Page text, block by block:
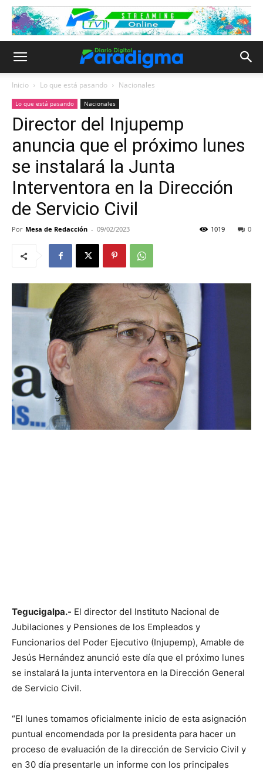
Inicio Lo que está pasando Nacionales
Lo que está pasando Nacionales
Director del Injupemp
anuncia que el próximo lunes
se instalará la Junta
Interventora en la Dirección
de Servicio Civil
Por Mesa de Redacción - 09/02/2023 0
1019
Tegucigalpa.- El director del Instituto Nacional de
Jubilaciones y Pensiones de los Empleados y
Funcionarios del Poder Ejecutivo (Injupemp), Amable de
Jesús Hernández anunció este día que el próximo lunes
se instalará la junta interventora en la Dirección General
de Servicio Civil.
“El lunes tomamos oficialmente inicio de esta asignación
puntual encomendada por la presidenta para hacer un
proceso de evaluación de la dirección de Servicio Civil y
en 30 día presentarle un informe con los principales